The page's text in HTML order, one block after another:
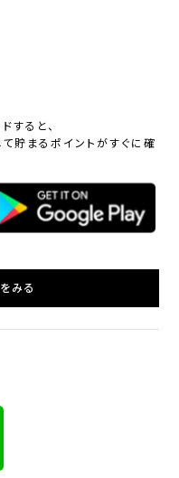
すると、
貯まるポイントがすぐに確
みる